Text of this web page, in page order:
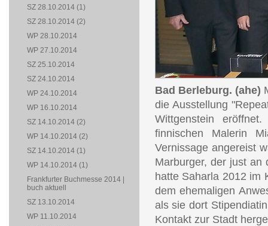
Bad Berleburg. (ahe)
die Ausstellung
Wittgenstein
finnischen Malerin
Vernissage angereist
Marburger, der just an
hatte Saharla 2012 im
dem ehemaligen
als sie dort
Kontakt zur Stadt
SZ 28.10.2014 (1)
SZ 28.10.2014 (2)
WP 28.10.2014
WP 27.10.2014
SZ 25.10.2014
SZ 24.10.2014
WP 24.10.2014
WP 16.10.2014
SZ 14.10.2014 (2)
WP 14.10.2014 (2)
SZ 14.10.2014 (1)
WP 14.10.2014 (1)
Frankfurter Buchmesse 2014 |
buch aktuell
SZ 13.10.2014
WP 11.10.2014